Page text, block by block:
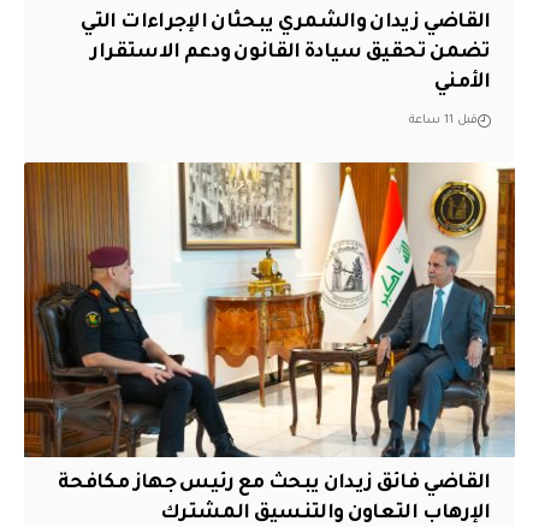
القاضي زيدان والشمري يبحثان الإجراءات التي
تضمن تحقيق سيادة القانون ودعم الاستقرار
الأمني
قبل 11 ساعة
القاضي فائق زيدان يبحث مع رئيس جهاز مكافحة
الإرهاب التعاون والتنسيق المشترك